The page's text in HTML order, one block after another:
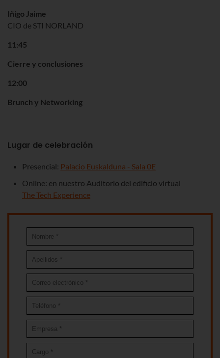
Iñigo Jaime
CIO de STI NORLAND
11:45
Cierre y conclusiones
12:00
Brunch y Networking
Lugar de celebración
Presencial: Palacio Euskalduna - Sala 0E
Online: en nuestro Auditorio del edificio virtual
The Tech Experience